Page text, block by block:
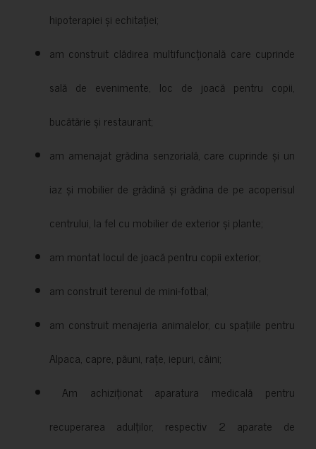
hipoterapiei și echitației;
am construit clădirea multifuncțională care cuprinde
sală de evenimente, loc de joacă pentru copii,
bucătărie și restaurant;
am amenajat grădina senzorială, care cuprinde și un
iaz și mobilier de grădină și grădina de pe acoperisul
centrului, la fel cu mobilier de exterior și plante;
am montat locul de joacă pentru copii exterior;
am construit terenul de mini-fotbal;
am construit menajeria animalelor, cu spațiile pentru
Alpaca, capre, păuni, rațe, iepuri, câini;
Am achiziționat aparatura medicală pentru
recuperarea adulților, respectiv 2 aparate de